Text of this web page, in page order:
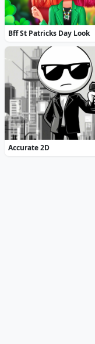
Bff St Patricks Day Look
Accurate 2D